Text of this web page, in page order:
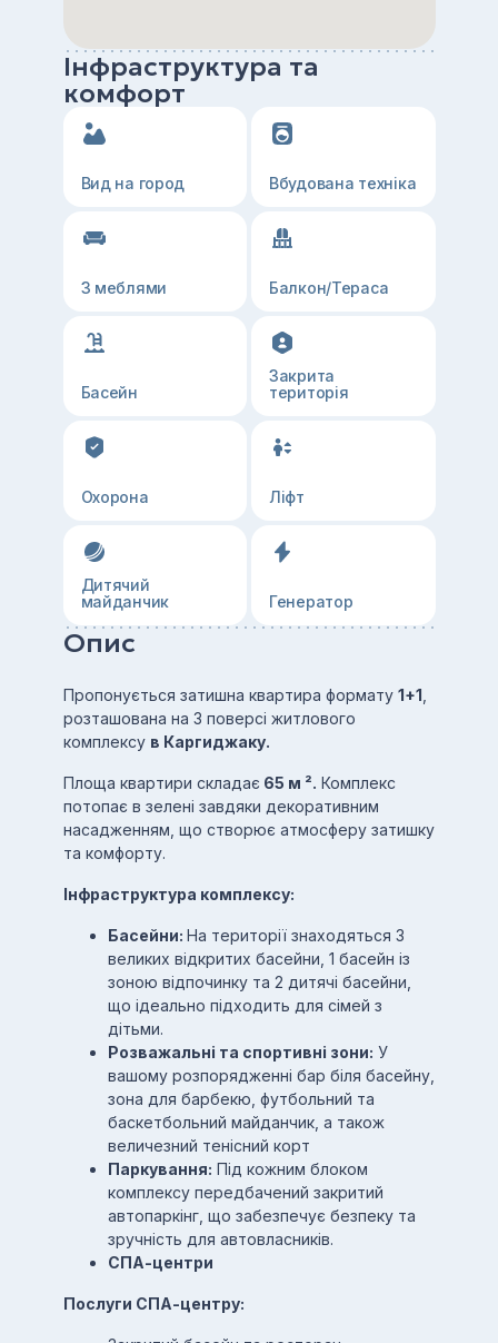
Інфраструктура та
комфорт
Вид на город Вбудована техніка
З меблями Балкон/Тераса
Басейн
Закрита
територія
Охорона Ліфт
Дитячий
майданчик
Генератор
Опис
Пропонується затишна квартира формату 1+1
розташована на 3 поверсі житлового
комплексу в Каргиджаку.
Площа квартири складає 65 м ². Комплекс
потопає в зелені завдяки декоративним
насадженням, що створює атмосферу затишку
та комфорту.
Інфраструктура комплексу:
Басейни: На території знаходяться 3
великих відкритих басейни, 1 басейн із
зоною відпочинку та 2 дитячі басейни,
що ідеально підходить для сімей з
дітьми.
Розважальні та спортивні зони: У
вашому розпорядженні бар біля басейну,
зона для барбекю, футбольний та
баскетбольний майданчик, а також
величезний тенісний корт
Паркування: Під кожним блоком
комплексу передбачений закритий
автопаркінг, що забезпечує безпеку та
зручність для автовласників.
СПА-центри
Послуги СПА-центру: